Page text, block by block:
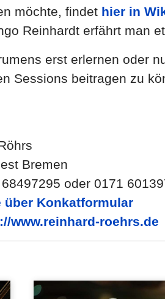
möchte, findet hier in
Reinhardt erfährt man
erst erlernen oder
Sessions beitragen zu
Bremen
oder 0171
über Konkatformular
www.reinhard-roehrs.de